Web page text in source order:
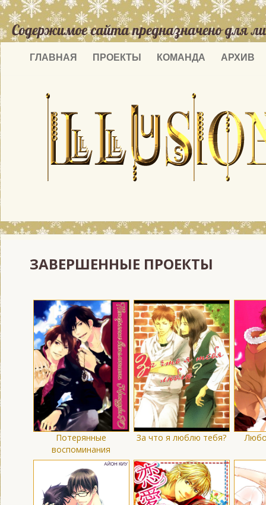
ГЛАВНАЯ ПРОЕКТЫ КОМАНДА АРХИВ
ЗАВЕРШЕННЫЕ ПРОЕКТЫ
Потерянные
воспоминания
За что я люблю тебя?